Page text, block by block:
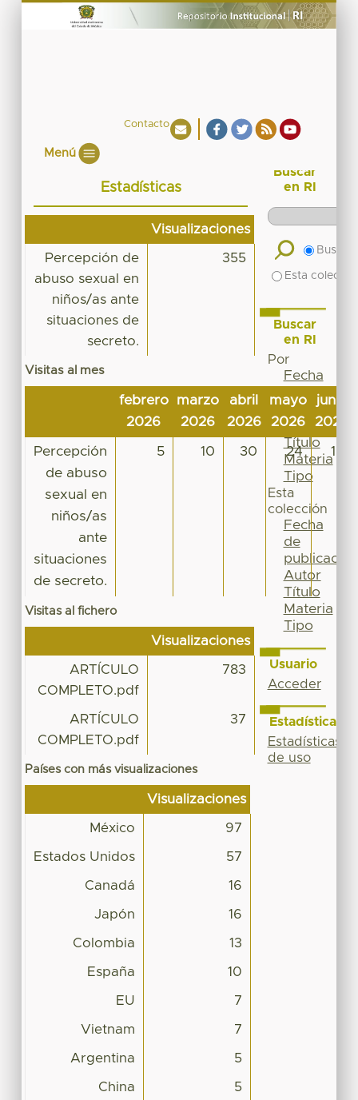
Contacto
Menú
Estadísticas
Visualizaciones
Percepción de
abuso sexual en
niños/as ante
situaciones de
secreto.
355
Visitas al mes
febrero
2026
marzo
2026
abril
2026
mayo
2026
junio
2026
Percepción
de abuso
sexual en
niños/as
ante
situaciones
de secreto.
5 10 30 24 10
Visitas al fichero
Visualizaciones
ARTÍCULO
COMPLETO.pdf
783
ARTÍCULO
COMPLETO.pdf
37
Países con más visualizaciones
Visualizaciones
México 97
Estados Unidos 57
Canadá 16
Japón 16
Colombia 13
España 10
EU 7
Vietnam 7
Argentina 5
China 5
Buscar
en RI
Buscar
Esta
Buscar
en RI
Por
Fecha
publicación
Autor
Título
Materia
Tipo
Esta
colección
Fecha
de
publicación
Autor
Título
Materia
Tipo
Usuario
Acceder
Estadísticas
Estadísticas
de uso